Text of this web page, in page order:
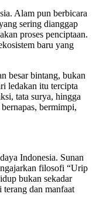
Alam pun berbicara
sering dianggap
proses penciptaan.
baru yang
besar bintang, bukan
ledakan itu tercipta
tata surya, hingga
bermimpi,
Indonesia. Sunan
filosofi “Urip
bukan sekadar
dan manfaat